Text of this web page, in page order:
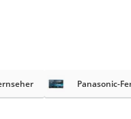
Panasonic-